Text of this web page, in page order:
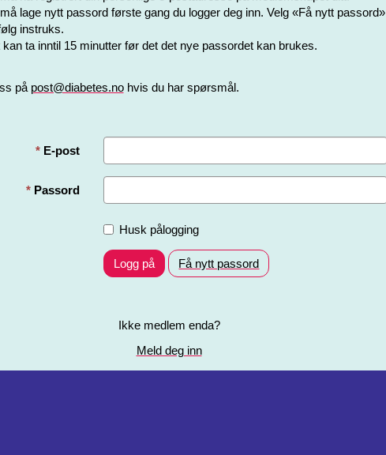
lage nytt passord første gang du logger deg inn. Velg «Få nytt passord»
instruks.
kan ta inntil 15 minutter før det det nye passordet kan brukes.
på post@diabetes.nohvis du har spørsmål.
E-post
Passord
Husk pålogging
Logg på Få nytt passord
Ikke medlem enda?
Meld deg inn